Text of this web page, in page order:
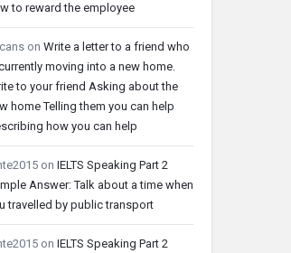
to reward the employee
on Write a letter to a friend who
moving into a new home.
to your friend Asking about the
home Telling them you can help
how you can help
on IELTS Speaking Part 2
Answer: Talk about a time when
travelled by public transport
on IELTS Speaking Part 2